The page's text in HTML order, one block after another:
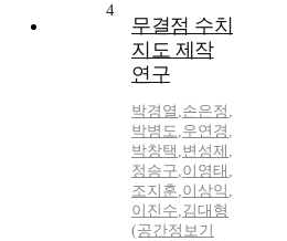
4
무결점 수치
지도 제작
연구
박경열 ,손은정 ,
박병도,우연경 ,
박창택 ,변성제 ,
정승구,이영태 ,
조지훈,이상익 ,
이진수,김대형
(공간정보기